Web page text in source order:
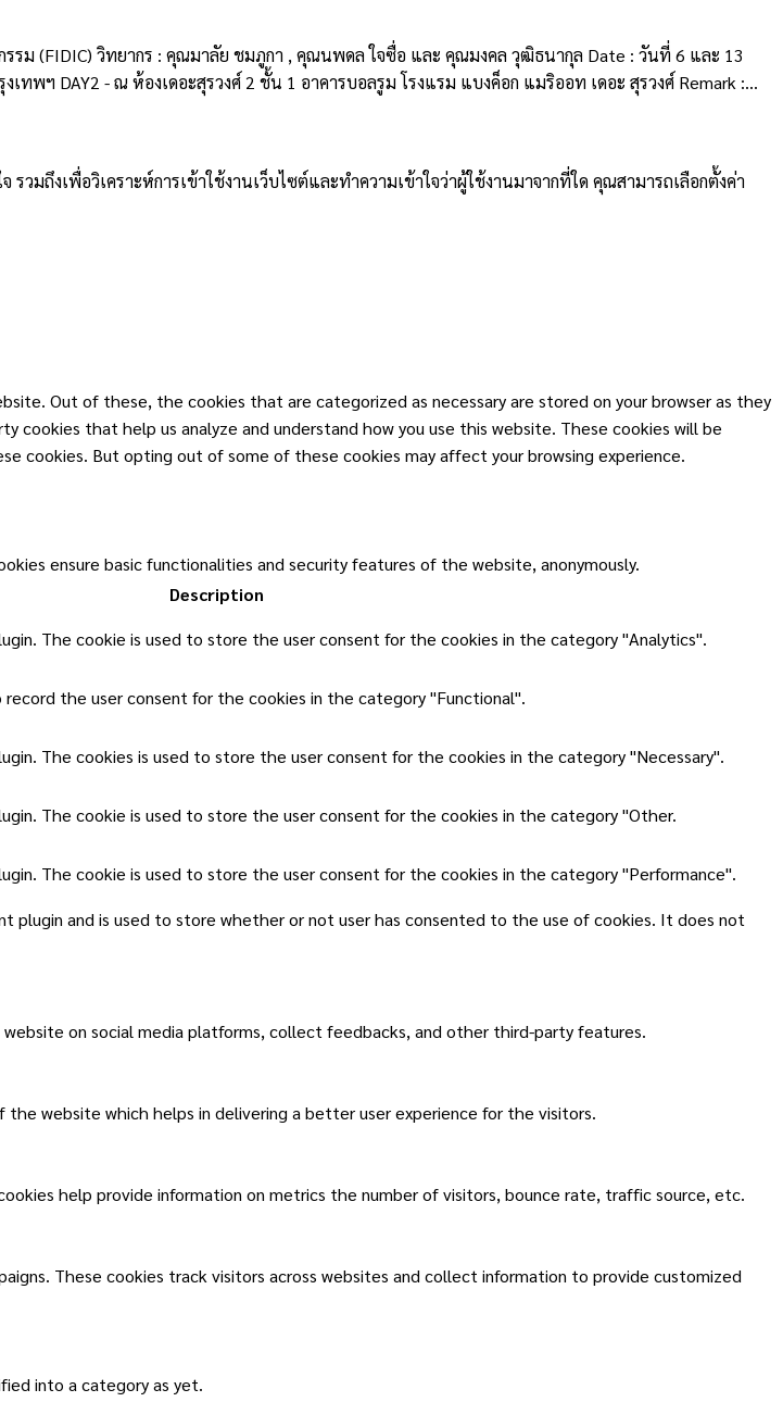
รรม (FIDIC) วิทยากร : คุณมาลัย ชมภูกา , คุณนพดล ใจซื่อ และ คุณมงคล วุฒิธนากุล Date : วันที่ 6 และ 13
ทพฯ DAY2 - ณ ห้องเดอะสุรวงศ์ 2 ชั้น 1 อาคารบอลรูม โรงแรม แบงค็อก แมริออท เดอะ สุรวงศ์ Remark :...
มถึงเพื่อวิเคราะห์การเข้าใช้งานเว็บไซต์และทำความเข้าใจว่าผู้ใช้งานมาจากที่ใด คุณสามารถเลือกตั้งค่า
Out of these, the cookies that are categorized as necessary are stored on your browser as they
that help us analyze and understand how you use this website. These cookies will be
cookies. But opting out of some of these cookies may affect your browsing experience.
ensure basic functionalities and security features of the website, anonymously.
Description
The cookie is used to store the user consent for the cookies in the category "Analytics".
the user consent for the cookies in the category "Functional".
The cookies is used to store the user consent for the cookies in the category "Necessary".
The cookie is used to store the user consent for the cookies in the category "Other.
The cookie is used to store the user consent for the cookies in the category "Performance".
plugin and is used to store whether or not user has consented to the use of cookies. It does not
on social media platforms, collect feedbacks, and other third-party features.
website which helps in delivering a better user experience for the visitors.
help provide information on metrics the number of visitors, bounce rate, traffic source, etc.
These cookies track visitors across websites and collect information to provide customized
into a category as yet.